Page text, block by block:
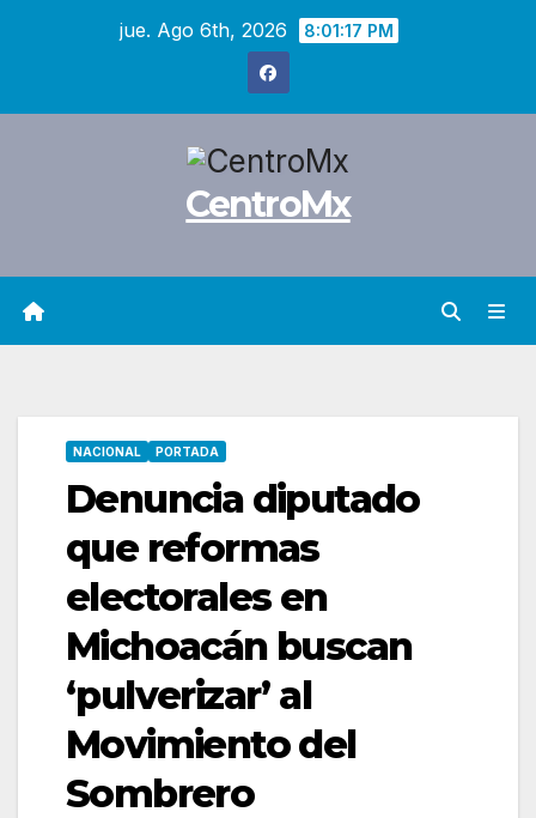
jue. Ago 6th, 2026 8:01:18 PM
CentroMx
NACIONAL PORTADA
Denuncia diputado
que reformas
electorales en
Michoacán buscan
‘pulverizar’ al
Movimiento del
Sombrero